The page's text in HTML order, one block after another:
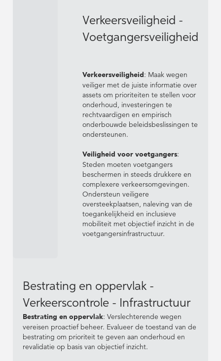
Verkeersveiligheid -
Voetgangersveiligheid
Verkeersveiligheid: Maak wegen
veiliger met de juiste informatie over
assets om prioriteiten te stellen voor
onderhoud, investeringen te
rechtvaardigen en empirisch
onderbouwde beleidsbeslissingen te
ondersteunen.
Veiligheid voor voetgangers:
Steden moeten voetgangers
beschermen in steeds drukkere en
complexere verkeersomgevingen.
Ondersteun veiligere
oversteekplaatsen, naleving van de
toegankelijkheid en inclusieve
mobiliteit met objectief inzicht in de
voetgangersinfrastructuur.
Bestrating en oppervlak -
Verkeerscontrole - Infrastructuur
Bestrating en oppervlak: Verslechterende wegen
vereisen proactief beheer. Evalueer de toestand van de
bestrating om prioriteit te geven aan onderhoud en
revalidatie op basis van objectief inzicht.